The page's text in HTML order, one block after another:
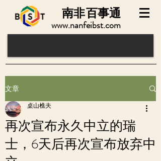
www.nanfeibst.com
百事通
南非
文章
再次宣布永久中立的瑞
士，6天后再次宣布放弃中
桌山樵夫